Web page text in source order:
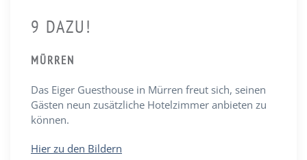
9 DAZU!
MÜRREN
Das Eiger Guesthouse in Mürren freut sich, seinen
Gästen neun zusätzliche Hotelzimmer anbieten zu
können.
Hier zu den Bildern